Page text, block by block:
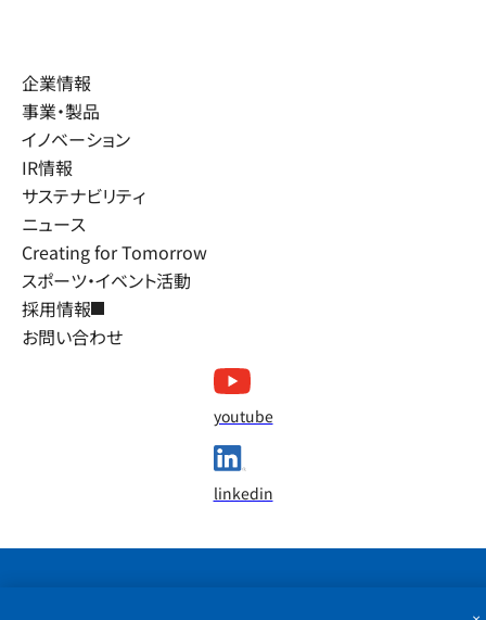
企業情報
事業・製品
イノベーション
IR情報
サステナビリティ
ニュース
Creating for Tomorrow
スポーツ・イベント活動
採用情報
お問い合わせ
youtube
linkedin